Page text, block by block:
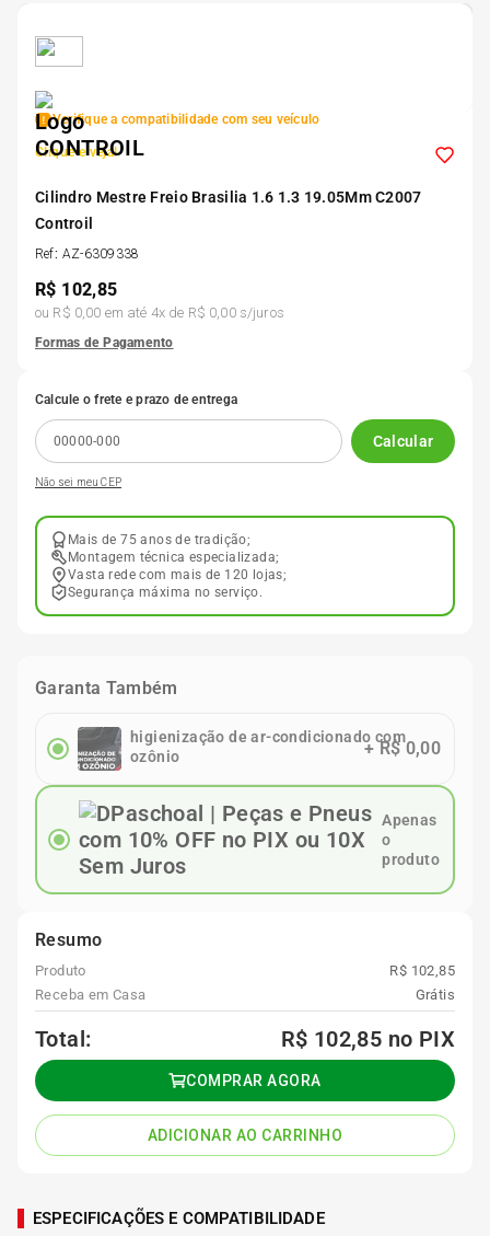
Verifique a compatibilidade com seu veículo
Clique e veja!
Cilindro Mestre Freio Brasilia 1.6 1.3 19.05Mm C2007
Controil
Ref: AZ-6309338
R$ 102,85
ou R$ 0,00 em até 4x de R$ 0,00s/juros
Formas de Pagamento
Calcule o frete e prazo de entrega
Calcular
Não sei meu CEP
Mais de 75 anos de tradição;
Montagem técnica especializada;
Vasta rede com mais de 120 lojas;
Segurança máxima no serviço.
Garanta Também
higienização de ar-condicionado com
ozônio
+R$ 0,00
Apenas
o
produto
Resumo
Produto
R$ 102,85
Receba em Casa
Grátis
Total: R$ 102,85 no PIX
COMPRAR AGORA
ADICIONAR AO CARRINHO
ESPECIFICAÇÕES E COMPATIBILIDADE
5º
7
8º
9º 175 65 14